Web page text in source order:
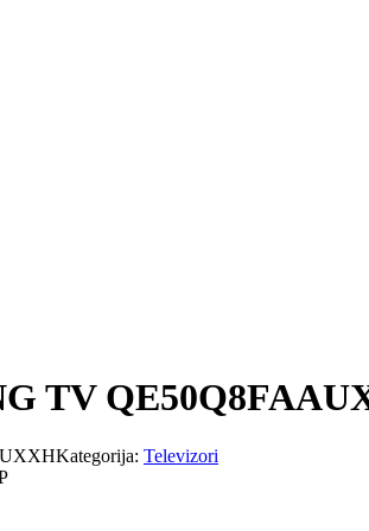
TV
Kategorija: Televizori